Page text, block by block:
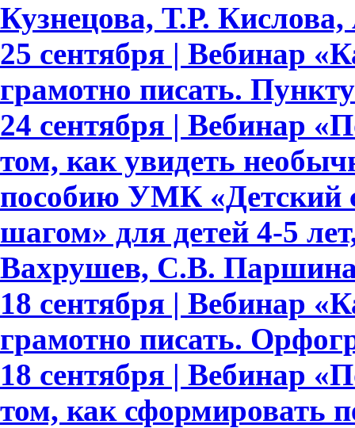
Кузнецова, Т.Р.
25 сентября | Вебинар
грамотно писать.
24 сентября | Вебинар
том, как увидеть
пособию УМК «Детский
шагом» для детей 4-5
Вахрушев, С.В.
18 сентября | Вебинар
грамотно писать.
18 сентября | Вебинар
том, как сформировать